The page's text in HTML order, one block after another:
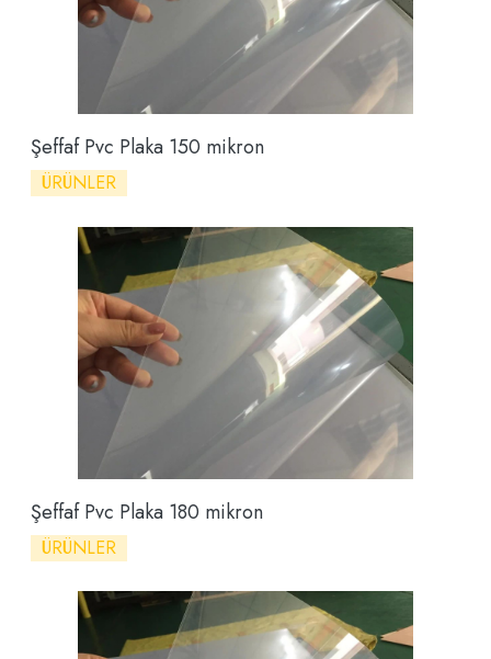
Şeffaf Pvc Plaka 150 mikron
ÜRÜNLER
Şeffaf Pvc Plaka 180 mikron
ÜRÜNLER